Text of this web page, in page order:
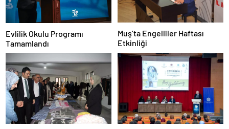
Evlilik Okulu Programı
Tamamlandı
Muş’ta Engelliler Haftası
Etkinliği